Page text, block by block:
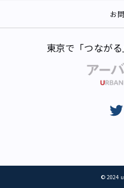
お
東京で「つなが
© 2024